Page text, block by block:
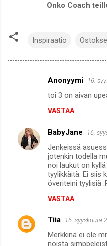
Onko Coach
Inspiraatio
m
e
Anonyymi 16.
toi 3 on aivan
VASTAA
BabyJane 16.
Jenkeissä
jotenkin todella
noi laukut on
tyylikkäitä. Ei siis
överiteini tyylisiä
VASTAA
Tiia 16. syyskuuta
Merkkinä ei ole
noista